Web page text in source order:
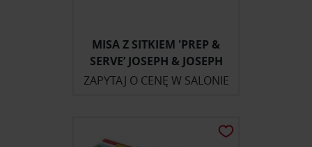
MISA Z SITKIEM 'PREP &
SERVE’ JOSEPH & JOSEPH
ZAPYTAJ O CENĘ W SALONIE